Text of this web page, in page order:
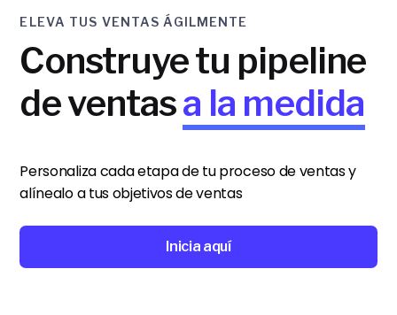
ELEVA TUS VENTAS ÁGILMENTE
Construye tu pipeline
de ventasa la medida
Personaliza cada etapa de tu proceso de ventas y
alínealo a tus objetivos de ventas
Inicia aquí